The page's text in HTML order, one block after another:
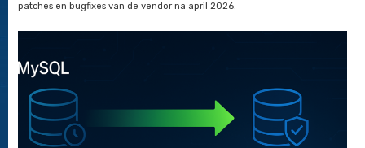
Proefmigratie en validatie
o.a. automatische histograms) en checken compatibiliteit.
voorspelbare performance en geen verrassingen bij live-
Uitrol met beperking van downtime